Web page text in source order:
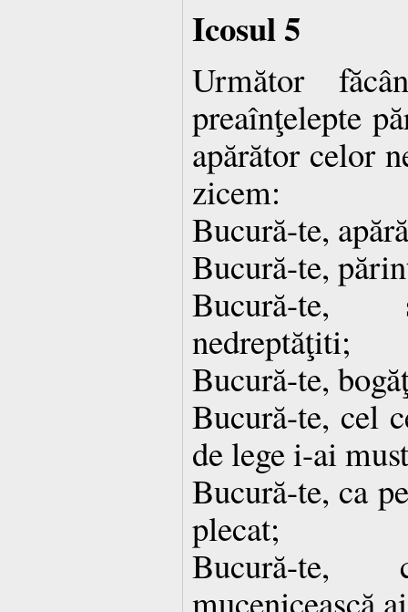
Icosul 5
Următor
preaînţelepte
apărător celor
zicem:
Bucură-te,
Bucură-te,
Bucură-te,
nedreptăţiti;
Bucură-te,
Bucură-te, cel
de lege i-ai
Bucură-te, ca
plecat;
Bucură-
mucenicească